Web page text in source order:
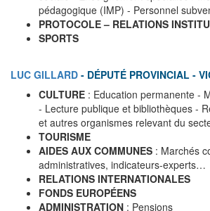
pédagogique (IMP) - Personnel
PROTOCOLE – RELATIONS
SPORTS
LUC GILLARD - DÉPUTÉ PROVINCIAL -
CULTURE : Education permanente -
- Lecture publique et bibliothèques -
et autres organismes relevant du
TOURISME
AIDES AUX COMMUNES : Marchés
administratives, indicateurs-experts…
RELATIONS INTERNATIONALES
FONDS EUROPÉENS
ADMINISTRATION : Pensions